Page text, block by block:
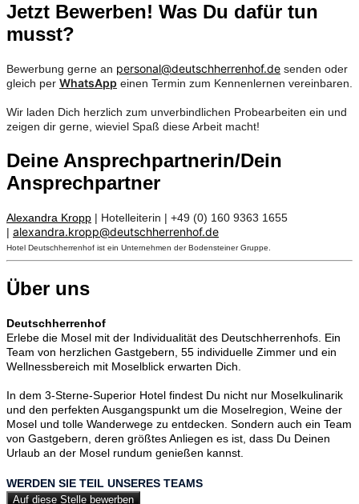
Jetzt Bewerben! Was Du dafür tun
musst?
Bewerbung gerne an personal@deutschherrenhof.de senden oder
gleich per WhatsApp einen Termin zum Kennenlernen vereinbaren.
Wir laden Dich herzlich zum unverbindlichen Probearbeiten ein und
zeigen dir gerne, wieviel Spaß diese Arbeit macht!
Deine Ansprechpartnerin/Dein
Ansprechpartner
Alexandra Kropp | Hotelleiterin | +49 (0) 160 9363 1655
| alexandra.kropp@deutschherrenhof.de
Hotel Deutschherrenhof ist ein Unternehmen der Bodensteiner Gruppe.
Über uns
Deutschherrenhof
Erlebe die Mosel mit der Individualität des Deutschherrenhofs. Ein
Team von herzlichen Gastgebern, 55 individuelle Zimmer und ein
Wellnessbereich mit Moselblick erwarten Dich.
In dem 3-Sterne-Superior Hotel findest Du nicht nur Moselkulinarik
und den perfekten Ausgangspunkt um die Moselregion, Weine der
Mosel und tolle Wanderwege zu entdecken. Sondern auch ein Team
von Gastgebern, deren größtes Anliegen es ist, dass Du Deinen
Urlaub an der Mosel rundum genießen kannst.
WERDEN SIE TEIL UNSERES TEAMS
Auf diese Stelle bewerben